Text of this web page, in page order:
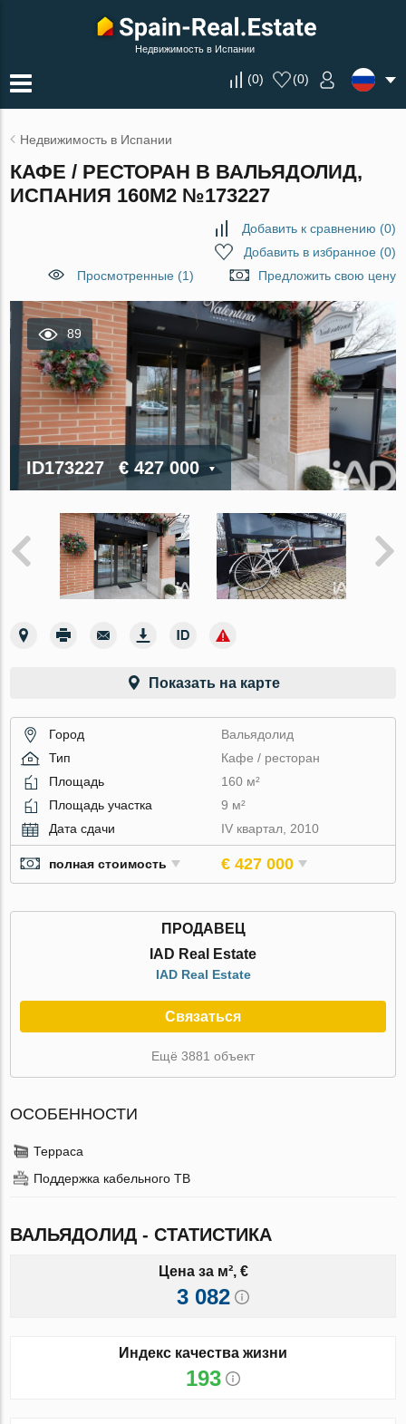
Недвижимость в Испании
(0) (0)
Недвижимость в Испании
КАФЕ / РЕСТОРАН В ВАЛЬЯДОЛИД,
ИСПАНИЯ 160М2 №173227
Добавить к сравнению (0)
Добавить в избранное(0)
Просмотренные (1)
Предложить свою цену
89
ID173227 € 427 000
Показать на карте
Город
Вальядолид
Тип
Кафе / ресторан
Площадь
160 м²
Площадь участка
9 м²
Дата сдачи
IV квартал, 2010
полная стоимость € 427 000
ПРОДАВЕЦ
IAD Real Estate
IAD Real Estate
Связаться
Ещё 3881 объект
ОСОБЕННОСТИ
Терраса
Поддержка кабельного ТВ
ВАЛЬЯДОЛИД - СТАТИСТИКА
Цена за м², €
3 082
Индекс качества жизни
193